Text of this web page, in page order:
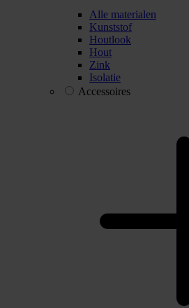
Alle materialen
Kunststof
Houtlook
Hout
Zink
Isolatie
Accessoires